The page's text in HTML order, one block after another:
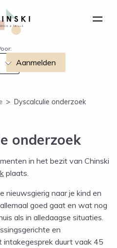
Aanmelden
> Dyscalculie onderzoek
onderzoek
in het bezit van Chinski
plaats.
nieuwsgierig naar je kind en
goed gaat en wat nog
als in alledaagse situaties.
en
intakegesprek duurt vaak 45